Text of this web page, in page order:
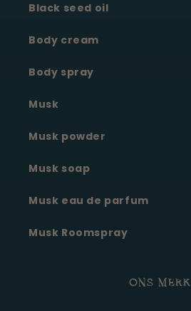
Black seed oil
Body cream
Body spray
Musk
Musk powder
Musk soap
Musk eau de parfum
Musk Roomspray
ONS MERK